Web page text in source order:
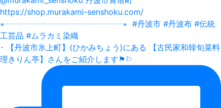
･ 【丹波市氷上町】(ひかみちょう)にある 【古民家和韓旬菜料
理きりん亭】さんをご紹介します⚑⚐